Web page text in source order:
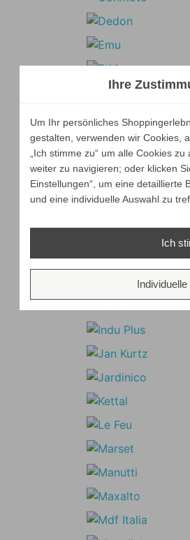
Ihre
Um Ihr persönliches
gestalten, verwenden wir Cookies,
„Ich stimme zu“ um alle Cookies
weiter zu navigieren; oder klicken
Einstellungen“, um eine detaillierte
und eine individuelle Auswahl zu
Ich